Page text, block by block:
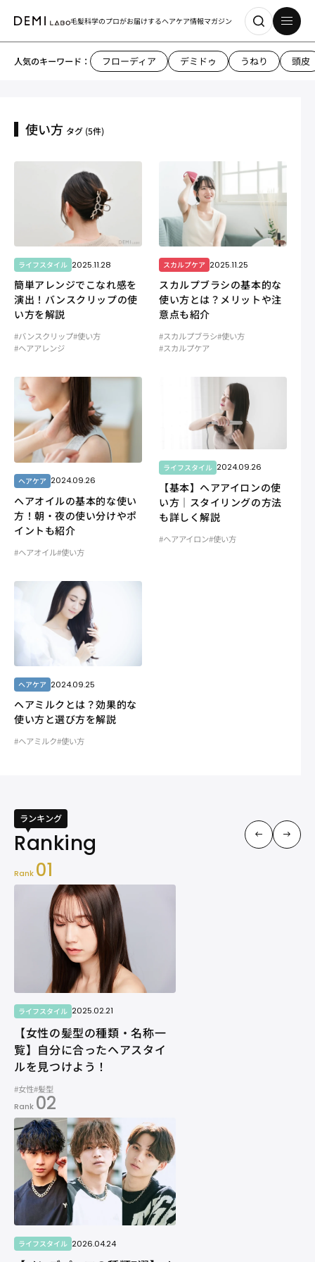
毛髪科学のプロがお届けするヘアケア情報マガジン
人気のキーワード： フローディア デミドゥ うねり 頭皮
使い方 タグ (5件)
ライフスタイル 2025.11.28
簡単アレンジでこなれ感を
演出！バンスクリップの使
い方を解説
#バンスクリップ#使い方
#ヘアアレンジ
スカルプケア 2025.11.25
スカルプブラシの基本的な
使い方とは？メリットや注
意点も紹介
#スカルプブラシ#使い方
#スカルプケア
ヘアケア 2024.09.26
ヘアオイルの基本的な使い
方！朝・夜の使い分けやポ
イントも紹介
#ヘアオイル#使い方
ライフスタイル 2024.09.26
【基本】ヘアアイロンの使
い方｜スタイリングの方法
も詳しく解説
#ヘアアイロン#使い方
ヘアケア 2024.09.25
ヘアミルクとは？効果的な
使い方と選び方を解説
#ヘアミルク#使い方
ランキング
Rank 01
ライフスタイル 2025.02.21
【女性の髪型の種類・名称一
覧】自分に合ったヘアスタイ
ルを見つけよう！
#女性#髪型
Rank 02
ライフスタイル 2026.04.24